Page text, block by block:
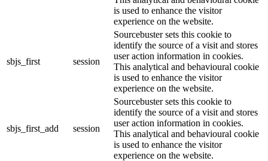
is used to enhance the visitor
experience on the website.
sbjs_first session
Sourcebuster sets this cookie to
identify the source of a visit and stores
user action information in cookies.
This analytical and behavioural cookie
is used to enhance the visitor
experience on the website.
sbjs_first_add session
Sourcebuster sets this cookie to
identify the source of a visit and stores
user action information in cookies.
This analytical and behavioural cookie
is used to enhance the visitor
experience on the website.